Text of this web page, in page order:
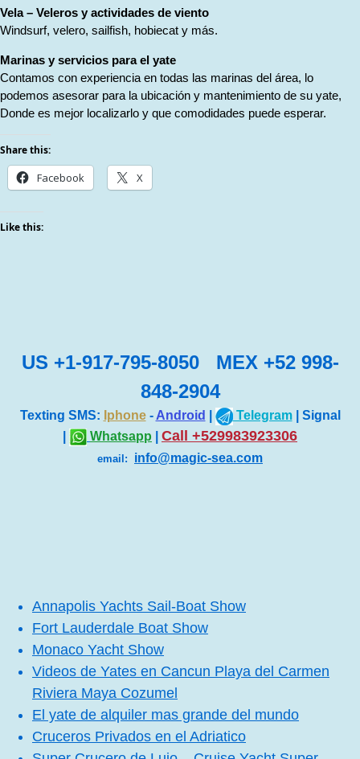
Vela – Veleros y actividades de viento
Windsurf, velero, sailfish, hobiecat y más.
Marinas y servicios para el yate
Contamos con experiencia en todas las marinas del área, lo
podemos asesorar para la ubicación y mantenimiento de su yate,
Donde es mejor localizarlo y que comodidades puede esperar.
Share this:
Facebook X
Like this:
US +1-917-795-8050 MEX +52 998-
848-2904
Texting SMS: Iphone- Android Telegram| Signal
Whatsapp Call +529983923306
email: info@magic-sea.com
Annapolis Yachts Sail-Boat Show
Fort Lauderdale Boat Show
Monaco Yacht Show
Videos de Yates en Cancun Playa del Carmen
Riviera Maya Cozumel
El yate de alquiler mas grande del mundo
Cruceros Privados en el Adriatico